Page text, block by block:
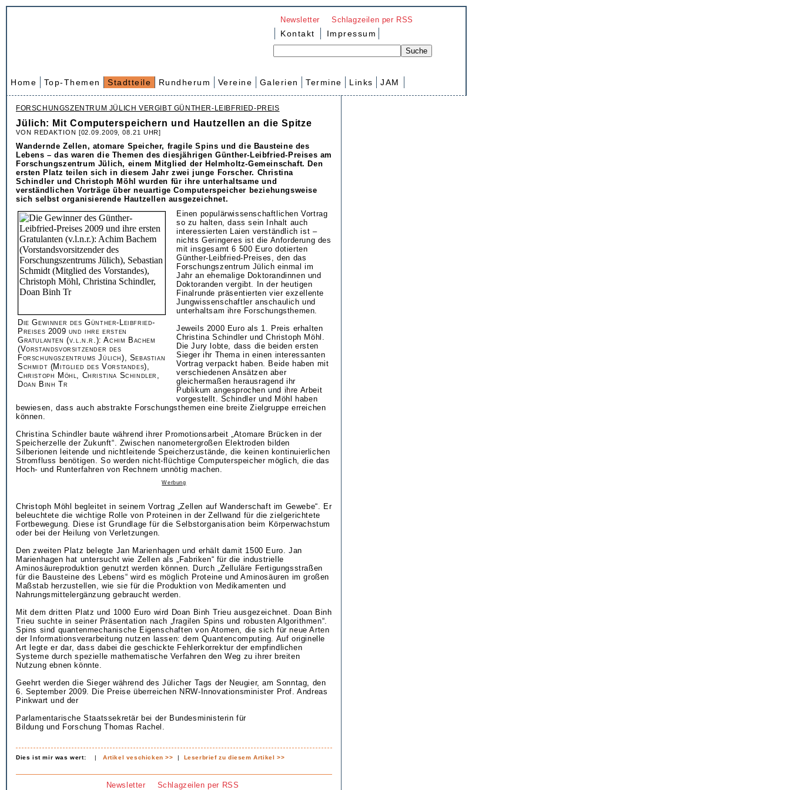
Newsletter Schlagzeilen per RSS
Kontakt Impressum
Home Top-Themen Stadtteile Rundherum Vereine Galerien Termine Links JAM
FORSCHUNGSZENTRUM JÜLICH VERGIBT GÜNTHER-LEIBFRIED-PREIS
Jülich: Mit Computerspeichern und Hautzellen an die Spitze
VON REDAKTION [02.09.2009, 08.21 UHR]
Wandernde Zellen, atomare Speicher, fragile Spins und die Bausteine des
Lebens – das waren die Themen des diesjährigen Günther-Leibfried-Preises am
Forschungszentrum Jülich, einem Mitglied der Helmholtz-Gemeinschaft. Den
ersten Platz teilen sich in diesem Jahr zwei junge Forscher. Christina
Schindler und Christoph Möhl wurden für ihre unterhaltsame und
verständlichen Vorträge über neuartige Computerspeicher beziehungsweise
sich selbst organisierende Hautzellen ausgezeichnet.
Die Gewinner des Günther-Leibfried-
Preises 2009 und ihre ersten
Gratulanten (v.l.n.r.): Achim Bachem
(Vorstandsvorsitzender des
Forschungszentrums Jülich), Sebastian
Schmidt (Mitglied des Vorstandes),
Christoph Möhl, Christina Schindler,
Doan Binh Tr
Einen populärwissenschaftlichen Vortrag
so zu halten, dass sein Inhalt auch
interessierten Laien verständlich ist –
nichts Geringeres ist die Anforderung des
mit insgesamt 6 500 Euro dotierten
Günther-Leibfried-Preises, den das
Forschungszentrum Jülich einmal im
Jahr an ehemalige Doktorandinnen und
Doktoranden vergibt. In der heutigen
Finalrunde präsentierten vier exzellente
Jungwissenschaftler anschaulich und
unterhaltsam ihre Forschungsthemen.
Jeweils 2000 Euro als 1. Preis erhalten
Christina Schindler und Christoph Möhl.
Die Jury lobte, dass die beiden ersten
Sieger ihr Thema in einen interessanten
Vortrag verpackt haben. Beide haben mit
verschiedenen Ansätzen aber
gleichermaßen herausragend ihr
Publikum angesprochen und ihre Arbeit
vorgestellt. Schindler und Möhl haben
bewiesen, dass auch abstrakte Forschungsthemen eine breite Zielgruppe erreichen
können.
Christina Schindler baute während ihrer Promotionsarbeit „Atomare Brücken in der
Speicherzelle der Zukunft“. Zwischen nanometergroßen Elektroden bilden
Silberionen leitende und nichtleitende Speicherzustände, die keinen kontinuierlichen
Stromfluss benötigen. So werden nicht-flüchtige Computerspeicher möglich, die das
Hoch- und Runterfahren von Rechnern unnötig machen.
Werbung
Christoph Möhl begleitet in seinem Vortrag „Zellen auf Wanderschaft im Gewebe“. Er
beleuchtete die wichtige Rolle von Proteinen in der Zellwand für die zielgerichtete
Fortbewegung. Diese ist Grundlage für die Selbstorganisation beim Körperwachstum
oder bei der Heilung von Verletzungen.
Den zweiten Platz belegte Jan Marienhagen und erhält damit 1500 Euro. Jan
Marienhagen hat untersucht wie Zellen als „Fabriken“ für die industrielle
Aminosäureproduktion genutzt werden können. Durch „Zelluläre Fertigungsstraßen
für die Bausteine des Lebens“ wird es möglich Proteine und Aminosäuren im großen
Maßstab herzustellen, wie sie für die Produktion von Medikamenten und
Nahrungsmittelergänzung gebraucht werden.
Mit dem dritten Platz und 1000 Euro wird Doan Binh Trieu ausgezeichnet. Doan Binh
Trieu suchte in seiner Präsentation nach „fragilen Spins und robusten Algorithmen“.
Spins sind quantenmechanische Eigenschaften von Atomen, die sich für neue Arten
der Informationsverarbeitung nutzen lassen: dem Quantencomputing. Auf originelle
Art legte er dar, dass dabei die geschickte Fehlerkorrektur der empfindlichen
Systeme durch spezielle mathematische Verfahren den Weg zu ihrer breiten
Nutzung ebnen könnte.
Geehrt werden die Sieger während des Jülicher Tags der Neugier, am Sonntag, den
6. September 2009. Die Preise überreichen NRW-Innovationsminister Prof. Andreas
Pinkwart und der
Parlamentarische Staatssekretär bei der Bundesministerin für
Bildung und Forschung Thomas Rachel.
Dies ist mir was wert: |Artikel veschicken >> | Leserbrief zu diesem Artikel >>
Newsletter Schlagzeilen per RSS